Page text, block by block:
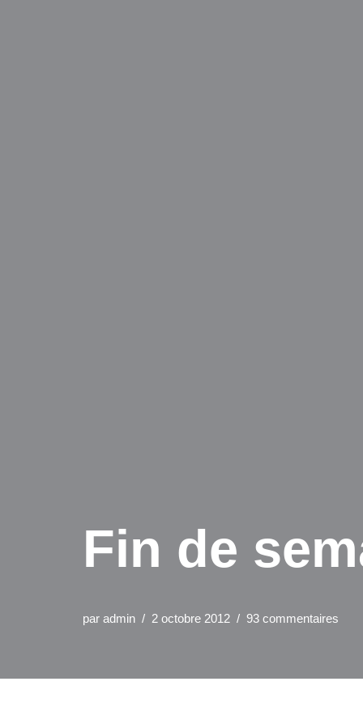
Fin de
par admin 2 octobre 2012 93 commentaires